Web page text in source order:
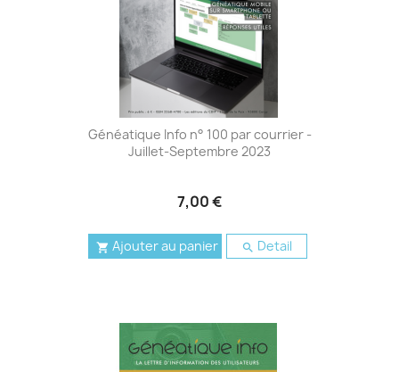
Généatique Info n° 100 par courrier -
Juillet-Septembre 2023
7,00 €
 Ajouter au panier  Detail